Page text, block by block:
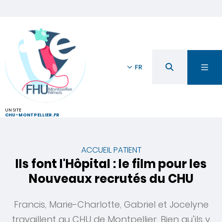
UN SITE
CHU-MONTPELLIER.FR
FR
ACCUEIL PATIENT
Ils font l'Hôpital : le film pour les
Nouveaux recrutés du CHU
Francis, Marie-Charlotte, Gabriel et Jocelyne
travaillent au CHU de Montpellier. Bien qu’ils y